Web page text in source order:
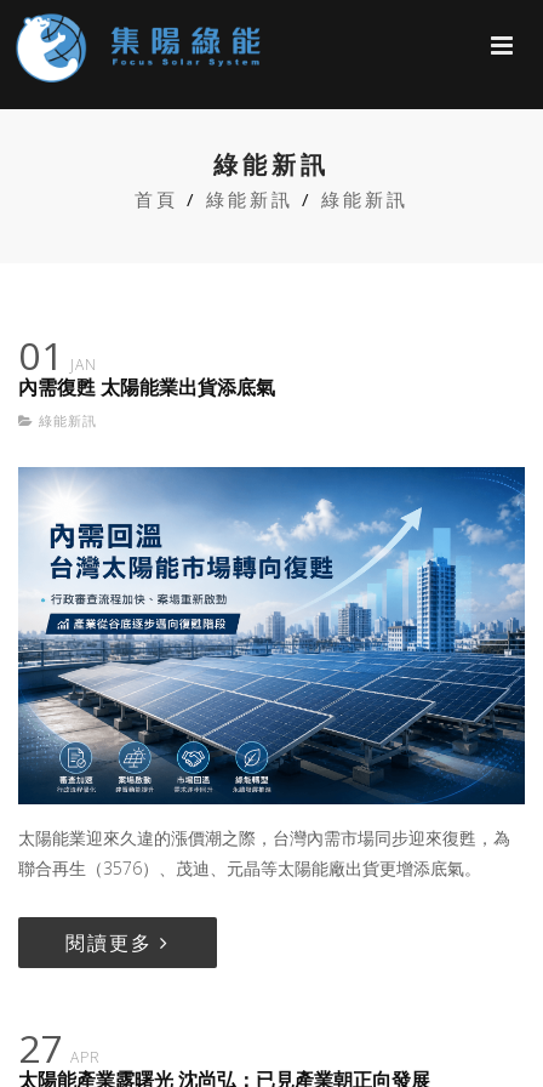
綠能新訊
首頁 綠能新訊 綠能新訊
01 JAN
內需復甦 太陽能業出貨添底氣
綠能新訊
太陽能業迎來久違的漲價潮之際，台灣內需市場同步迎來復甦，為
聯合再生（3576）、茂迪、元晶等太陽能廠出貨更增添底氣。
閱讀更多
27 APR
太陽能產業露曙光 沈尚弘：已見產業朝正向發展